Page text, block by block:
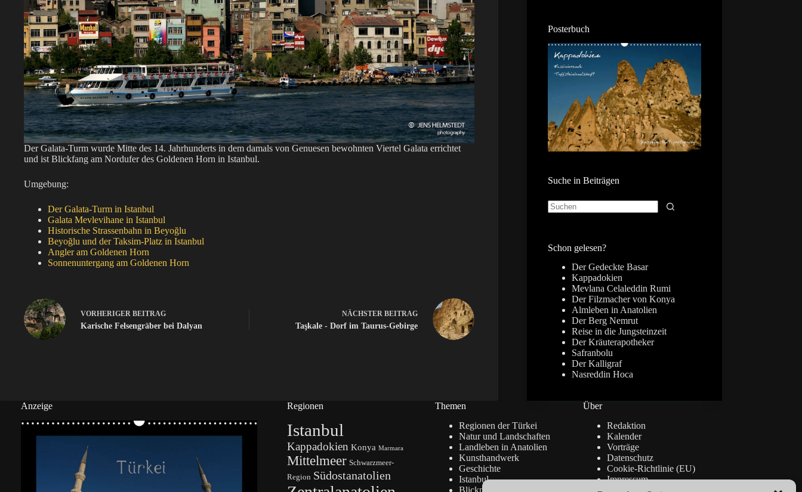
Der Galata-Turm wurde Mitte des 14. Jahrhunderts in dem damals von Genuesen bewohnten Viertel Galata errichtet
und ist Blickfang am Nordufer des Goldenen Horn in Istanbul.
Umgebung:
Der Galata-Turm in Istanbul
Galata Mevlevihane in Istanbul
Historische Strassenbahn in Beyoğlu
Beyoğlu und der Taksim-Platz in Istanbul
Angler am Goldenen Horn
Sonnenuntergang am Goldenen Horn
VORHERIGER BEITRAG
Karische Felsengräber bei Dalyan
NÄCHSTER BEITRAG
Taşkale - Dorf im Taurus-Gebirge
Posterbuch
Suche in Beiträgen
Schon gelesen?
Der Gedeckte Basar
Kappadokien
Mevlana Celaleddin Rumi
Der Filzmacher von Konya
Almleben in Anatolien
Der Berg Nemrut
Reise in die Jungsteinzeit
Der Kräuterapotheker
Safranbolu
Der Kalligraf
Nasreddin Hoca
Anzeige Regionen
Istanbul
Kappadokien Konya Marmara
Mittelmeer Schwarzmeer-
Region Südostanatolien
Themen
Regionen der Türkei
Natur und Landschaften
Landleben in Anatolien
Kunsthandwerk
Geschichte
Istanbul
Über
Redaktion
Kalender
Vorträge
Datenschutz
Cookie-Richtlinie (EU)
Impressum